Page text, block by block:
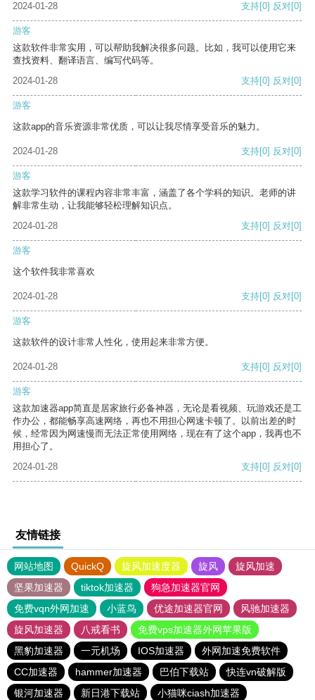
2024-01-28
支持[0] 反对[0]
游客
这款软件非常实用，可以帮助我解决很多问题。比如，我可以使用它来
查找资料、翻译语言、编写代码等。
2024-01-28
支持[0] 反对[0]
游客
这款app的音乐资源非常优质，可以让我尽情享受音乐的魅力。
2024-01-28 支持[0] 反对[0]
游客
这款学习软件的课程内容非常丰富，涵盖了各个学科的知识。老师的讲
解非常生动，让我能够轻松理解知识点。
2024-01-28
支持[0] 反对[0]
游客
这个软件我非常喜欢
2024-01-28 支持[0] 反对[0]
游客
这款软件的设计非常人性化，使用起来非常方便。
2024-01-28 支持[0] 反对[0]
游客
这款加速器app简直是居家旅行必备神器，无论是看视频、玩游戏还是工
作办公，都能畅享高速网络，再也不用担心网速卡顿了。以前出差的时
候，经常因为网速慢而无法正常使用网络，现在有了这个app，我再也不
用担心了。
2024-01-28
支持[0] 反对[0]
友情链接
网站地图 QuickQ 旋风加速度器 旋风
旋风加速
坚果加速器
tiktok加速器
狗急加速器官网
免费vqn外网加速
小蓝鸟 优途加速器官网
风驰加速器
旋风加速器
八戒看书
免费vps加速器外网苹果版
黑豹加速器
一元机场 IOS加速器
外网加速免费软件
CC加速器
hammer加速器 巴伯下载站
快连vn破解版
银河加速器
新日港下载站 小猫咪ciash加速器